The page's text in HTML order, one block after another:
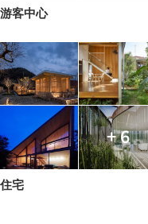
游客中心
+ 6
住宅